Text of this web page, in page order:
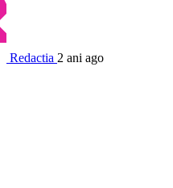
Redactia 2 ani ago